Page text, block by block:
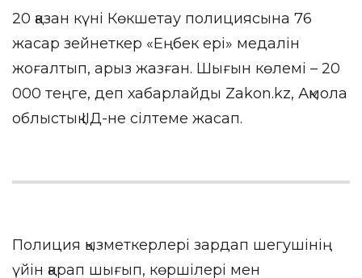
20 қазан күні Көкшетау полициясына 76
жасар зейнеткер «Еңбек ері» медалін
жоғалтып, арыз жазған. Шығын көлемі – 20
000 теңге, деп хабарлайды Zakon.kz, Ақмола
облыстық ІІД-не сілтеме жасап.
Полиция қызметкерлері зардап шегушінің
үйін қарап шығып, көршілері мен